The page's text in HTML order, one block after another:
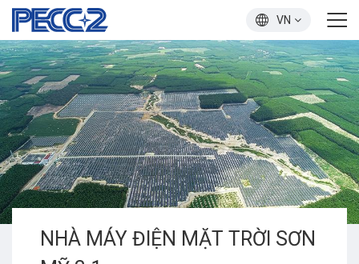
VN
NHÀ MÁY ĐIỆN MẶT TRỜI SƠN